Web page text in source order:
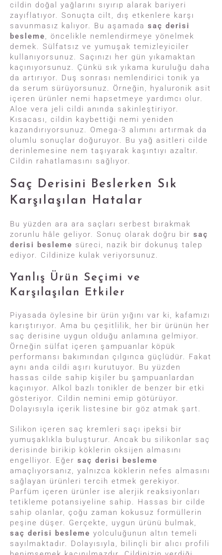
cildin doğal yağlarını sıyırıp alarak bariyeri
zayıflatıyor. Sonuçta cilt, dış etkenlere karşı
savunmasız kalıyor. Bu aşamada saç derisi
besleme, öncelikle nemlendirmeye yönelmek
demek. Sülfatsız ve yumuşak temizleyiciler
kullanıyorsunuz. Saçınızı her gün yıkamaktan
kaçınıyorsunuz. Çünkü sık yıkama kuruluğu daha
da artırıyor. Duş sonrası nemlendirici tonik ya
da serum sürüyorsunuz. Örneğin, hyaluronik asit
içeren ürünler nemi hapsetmeye yardımcı olur.
Aloe vera jeli cildi anında sakinleştiriyor.
Kısacası, cildin kaybettiği nemi yeniden
kazandırıyorsunuz. Omega-3 alımını artırmak da
olumlu sonuçlar doğuruyor. Bu yağ asitleri cilde
derinlemesine nem taşıyarak kaşıntıyı azaltır.
Cildin rahatlamasını sağlıyor.
Saç Derisini Beslerken Sık
Karşılaşılan Hatalar
Bu yüzden ara ara saçları serbest bırakmak
zorunlu hâle geliyor. Sonuç olarak doğru bir saç
derisi besleme süreci, nazik bir dokunuş talep
ediyor. Cildinize kulak veriyorsunuz.
Yanlış Ürün Seçimi ve
Karşılaşılan Etkiler
Piyasada öylesine bir ürün yığını var ki, kafamızı
karıştırıyor. Ama bu çeşitlilik, her bir ürünün her
saç derisine uygun olduğu anlamına gelmiyor.
Örneğin sülfat içeren şampuanlar köpük
performansı bakımından çılgınca güçlüdür. Fakat
aynı anda cildi aşırı kurutuyor. Bu yüzden
hassas cilde sahip kişiler bu şampuanlardan
kaçınıyor. Alkol bazlı tonikler de benzer bir etki
gösteriyor. Cildin nemini emip götürüyor.
Dolayısıyla içerik listesine bir göz atmak şart.
Silikon içeren saç kremleri saçı ipeksi bir
yumuşaklıkla buluşturur. Ancak bu silikonlar saç
derisinde birikip köklerin oksijen almasını
engelliyor. Eğer saç derisi besleme
amaçlıyorsanız, yalnızca köklerin nefes almasını
sağlayan ürünleri tercih etmek gerekiyor.
Parfüm içeren ürünler ise alerjik reaksiyonları
tetikleme potansiyeline sahip. Hassas bir cilde
sahip olanlar, çoğu zaman kokusuz formüllerin
peşine düşer. Gerçekte, uygun ürünü bulmak,
saç derisi besleme yolculuğunun altın temeli
sayılmaktadır. Dolayısıyla, bilinçli bir alıcı profili